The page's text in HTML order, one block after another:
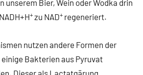
unserem Bier, Wein oder Wodka drin
+zu NAD+ regeneriert.
nutzen andere Formen der
einige Bakterien aus Pyruvat